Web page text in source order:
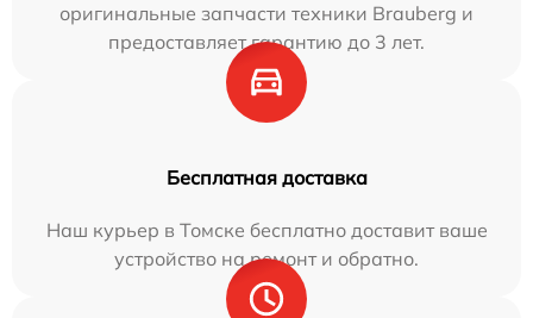
оригинальные запчасти техники Brauberg и
предоставляет гарантию до 3 лет.
Бесплатная доставка
Наш курьер в Томске бесплатно доставит ваше
устройство на ремонт и обратно.